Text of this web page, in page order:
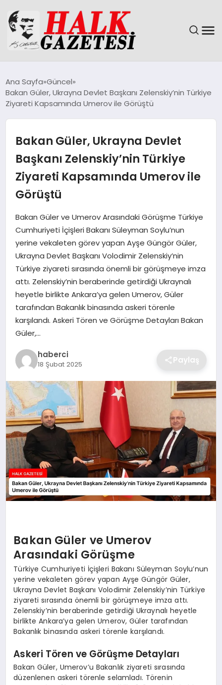
DÜNYA
MAGAZIN
SIYASET
SPOR
TEKNOLOJI
YAŞAM
Ana Sayfa Güncel
Bakan Güler, Ukrayna Devlet Başkanı Zelenskiy’nin Türkiye
Ziyareti Kapsamında Umerov ile Görüştü
Bakan Güler, Ukrayna Devlet
Başkanı Zelenskiy’nin Türkiye
Ziyareti Kapsamında Umerov ile
Görüştü
Bakan Güler ve Umerov Arasındaki Görüşme Türkiye
Cumhuriyeti İçişleri Bakanı Süleyman Soylu’nun
yerine vekaleten görev yapan Ayşe Güngör Güler,
Ukrayna Devlet Başkanı Volodimir Zelenskiy’nin
Türkiye ziyareti sırasında önemli bir görüşmeye imza
attı. Zelenskiy’nin beraberinde getirdiği Ukraynalı
heyetle birlikte Ankara’ya gelen Umerov, Güler
tarafından Bakanlık binasında askeri törenle
karşılandı. Askeri Tören ve Görüşme Detayları Bakan
Güler,…
haberci
18 Şubat 2025 Paylaş
Bakan Güler ve Umerov
Arasındaki Görüşme
Türkiye Cumhuriyeti İçişleri Bakanı Süleyman Soylu’nun
yerine vekaleten görev yapan Ayşe Güngör Güler,
Ukrayna Devlet Başkanı Volodimir Zelenskiy’nin Türkiye
ziyareti sırasında önemli bir görüşmeye imza attı.
Zelenskiy’nin beraberinde getirdiği Ukraynalı heyetle
birlikte Ankara’ya gelen Umerov, Güler tarafından
Bakanlık binasında askeri törenle karşılandı.
Askeri Tören ve Görüşme Detayları
Bakan Güler, Umerov’u Bakanlık ziyareti sırasında
düzenlenen askeri törenle selamladı. Törenin